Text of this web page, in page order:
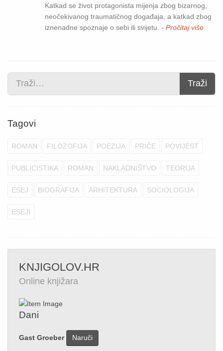
Katkad se život protagonista mijenja zbog bizarnog,
neočekivanog traumatičnog događaja, a katkad zbog
iznenadne spoznaje o sebi ili svijetu. - Pročitaj više
Traži
Tagovi
ROMAN FILOZOFIJA POEZIJA PRIČE POVIJEST
PUBLICISTIKA ROMAN NAKLADNIŠTVO TEORIJA
ESEJ BIOGRAFIJA ARHITEKTURA SOCIOLOGIJA
ESEJI
KNJIGOLOV.HR
Online knjižara
Dani
Gast Groeber Naruči